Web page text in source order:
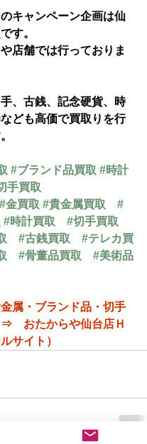
のキャンペーン企画は仙
す。
店舗では行っておりま
、古銭、記念硬貨、時
ども高価で買取りを行
#ブランド品買取 #時計
手買取
#金買取 #貴金属買取
#
#時計買取
#切手買取
#古銭買取
#テレカ買
#骨董品買取
#美術品
属・ブランド品・切手
　おたからや仙台店Ｈ
サイト）